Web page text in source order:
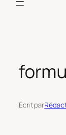
Écrit par